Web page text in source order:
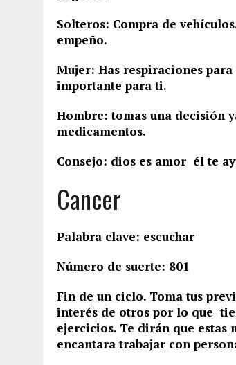
Solteros: Compra de
empeño.
Mujer: Has respiraciones
importante para ti.
Hombre: tomas una decisión
medicamentos.
Consejo: dios es amor él te
Cancer
Palabra clave: escuchar
Número de suerte: 801
Fin de un ciclo. Toma tus
interés de otros por lo que
ejercicios. Te dirán que estas
encantara trabajar con